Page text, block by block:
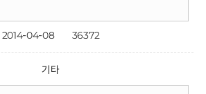
2014-04-08 36372
기타